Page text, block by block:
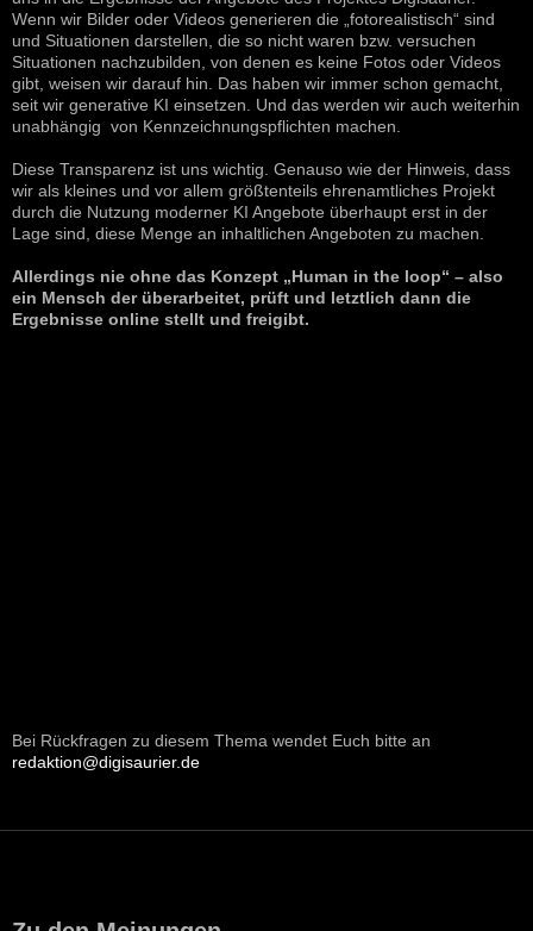
Wenn wir Bilder oder Videos generieren die „fotorealistisch“ sind
und Situationen darstellen, die so nicht waren bzw. versuchen
Situationen nachzubilden, von denen es keine Fotos oder Videos
gibt, weisen wir darauf hin. Das haben wir immer schon gemacht,
seit wir generative KI einsetzen. Und das werden wir auch weiterhin
unabhängig von Kennzeichnungspflichten machen.
Diese Transparenz ist uns wichtig. Genauso wie der Hinweis, dass
wir als kleines und vor allem größtenteils ehrenamtliches Projekt
durch die Nutzung moderner KI Angebote überhaupt erst in der
Lage sind, diese Menge an inhaltlichen Angeboten zu machen.
Allerdings nie ohne das Konzept „Human in the loop“ – also
ein Mensch der überarbeitet, prüft und letztlich dann die
Ergebnisse online stellt und freigibt.
Bei Rückfragen zu diesem Thema wendet Euch bitte an
redaktion@digisaurier.de